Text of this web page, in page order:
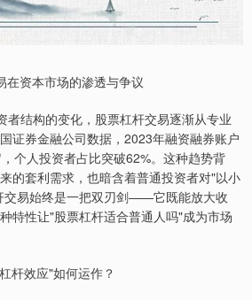
在资本市场的渗透与争议
者结构的变化，股票杠杆交易逐渐从专业
证券金融公司数据，2023年融资融券账户
个人投资者占比突破62%。这种趋势背
的套利需求，也暗含着普通投资者对"以小
交易始终是一把双刃剑——它既能放大收
特性让"股票杠杆适合普通人吗"成为市场
杆效应"如何运作？